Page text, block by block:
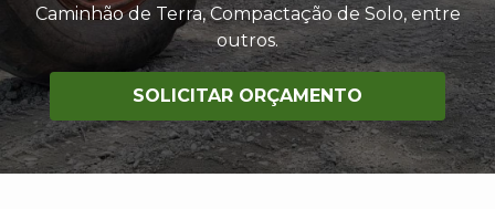
Caminhão de Terra, Compactação de Solo, entre
outros.
SOLICITAR ORÇAMENTO